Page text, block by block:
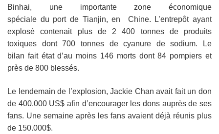
Binhai, une importante zone économique
spéciale du port de Tianjin, en Chine. L’entrepôt ayant
explosé contenait plus de 2 400 tonnes de produits
toxiques dont 700 tonnes de cyanure de sodium. Le
bilan fait état d’au moins 146 morts dont 84 pompiers et
près de 800 blessés.
Le lendemain de l’explosion, Jackie Chan avait fait un don
de 400.000 US$ afin d’encourager les dons auprès de ses
fans. Une semaine après les fans avaient déjà réunis plus
de 150.000$.